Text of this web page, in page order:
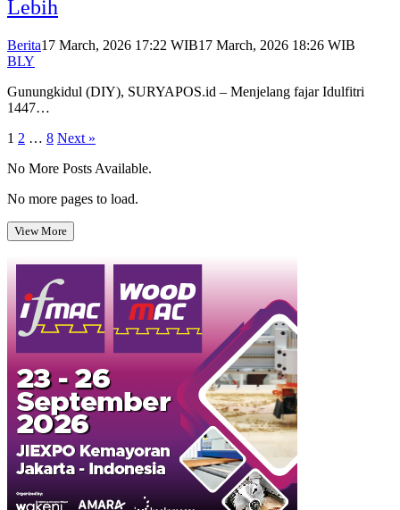
Lebih
Berita17 March, 2026 17:22 WIB17 March, 2026 18:26 WIB
BLY
Gunungkidul (DIY), SURYAPOS.id – Menjelang fajar Idulfitri
1447…
Posts
pagination
1 2 … 8 Next »
No More Posts Available.
No more pages to load.
View More